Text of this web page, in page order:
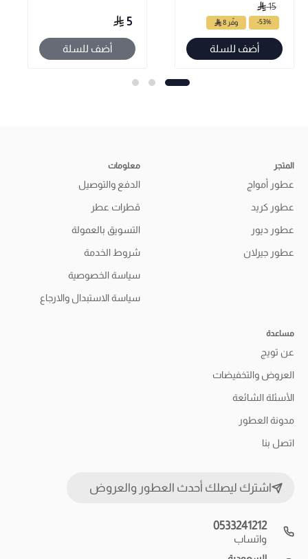
15
-53% وفّر 8
أضف للسلة
5
أضف للسلة
المتجر
عطور أمواج
عطور كريد
عطور ديور
عطور جيرلان
معلومات
الدفع والتوصيل
قطرات عطر
التسويق بالعمولة
شروط الخدمة
سياسة الخصوصية
سياسة الاستبدال والارجاع
مساعدة
عن تويج
العروض والتخفيضات
الأسئلة الشائعة
مدونة العطور
اتصل بنا
اشترك ليصلك أحدث العطور والعروض
0533241212
واتساب